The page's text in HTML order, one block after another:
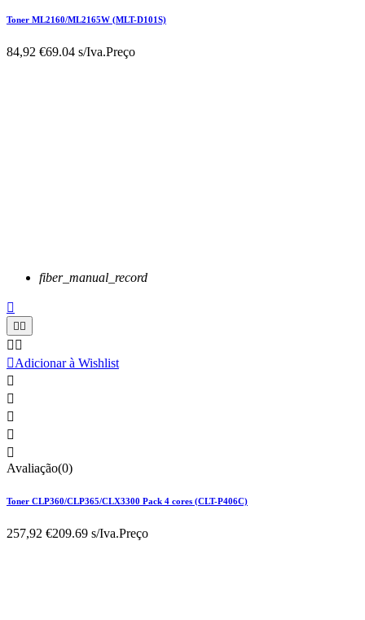
Toner ML2160/ML2165W (MLT-D101S)
84,92 €69.04 s/Iva.Preço
fiber_manual_record

 
 
Adicionar à Wishlist





Avaliação(0)
Toner CLP360/CLP365/CLX3300 Pack 4 cores (CLT-P406C)
257,92 €209.69 s/Iva.Preço